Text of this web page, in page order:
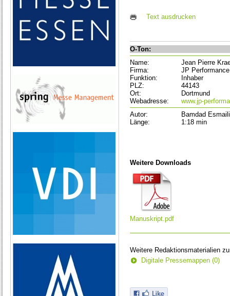
Text ausdrucken
O-Ton:
Name:
Jean Pierre
Firma:
JP Performance
Funktion:
Inhaber
PLZ:
44143
Ort:
Dortmund
Webadresse:
www.jp-
Autor:
Bamdad Esmaili
Länge:
1:18 min
Weitere Downloads
Manuskript.pdf
Weitere Redaktionsmaterialien
Digitale Pressemappen (0)